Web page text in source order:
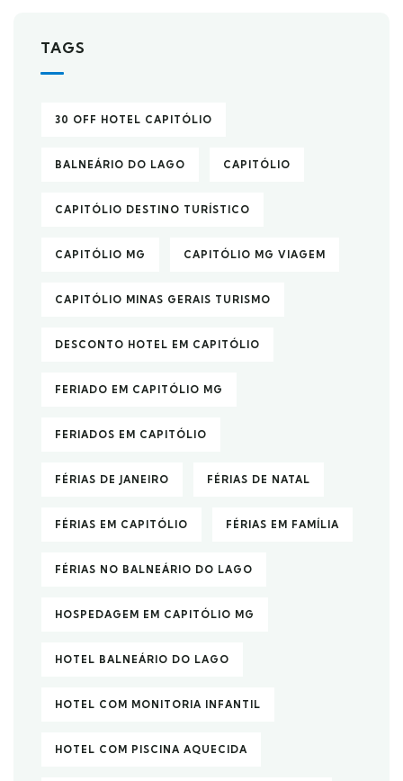
TAGS
30 OFF HOTEL CAPITÓLIO
BALNEÁRIO DO LAGO CAPITÓLIO
CAPITÓLIO DESTINO TURÍSTICO
CAPITÓLIO MG CAPITÓLIO MG VIAGEM
CAPITÓLIO MINAS GERAIS TURISMO
DESCONTO HOTEL EM CAPITÓLIO
FERIADO EM CAPITÓLIO MG
FERIADOS EM CAPITÓLIO
FÉRIAS DE JANEIRO FÉRIAS DE NATAL
FÉRIAS EM CAPITÓLIO FÉRIAS EM FAMÍLIA
FÉRIAS NO BALNEÁRIO DO LAGO
HOSPEDAGEM EM CAPITÓLIO MG
HOTEL BALNEÁRIO DO LAGO
HOTEL COM MONITORIA INFANTIL
HOTEL COM PISCINA AQUECIDA